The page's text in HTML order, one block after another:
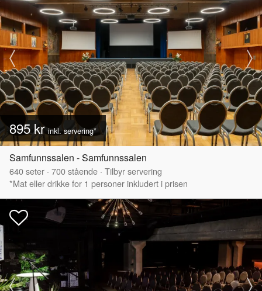
895 krinkl. servering*
Samfunnssalen - Samfunnssalen
640seter · 700stående · Tilbyr servering
*Mat eller drikke for 1 personer inkludert i prisen